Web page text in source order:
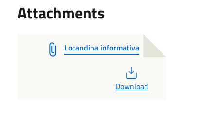
Attachments
Locandina informativa
Download